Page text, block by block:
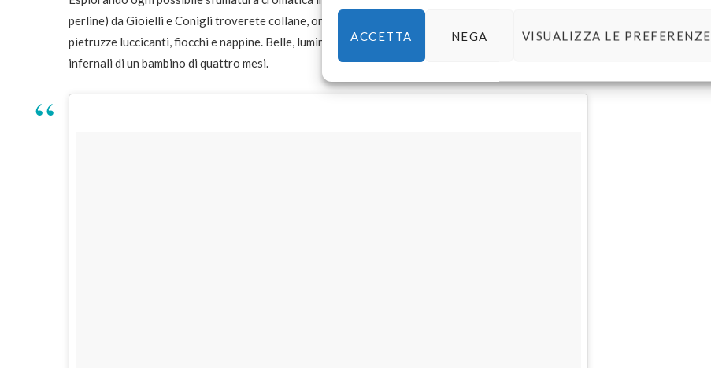
ACCETTA NEGA VISUALIZZA LE PREFERENZE
perline) da Gioielli e Conigli troverete collane, orecchini, anelli, braccialetti e carinerie a profusione a base di
pietruzze luccicanti, fiocchi e nappine. Belle, luminose, comode e solide – e per solide intendo resistenti alle manine
infernali di un bambino di quattro mesi.